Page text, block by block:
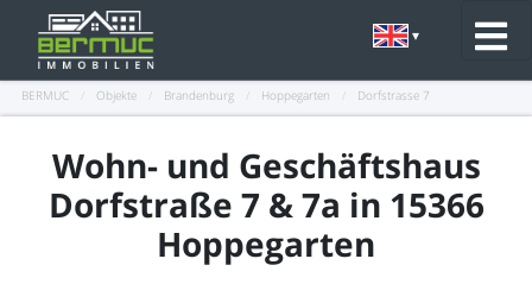
BERMUC Objekte Brandenburg Hoppegarten Dorfstrasse 7
Wohn- und Geschäftshaus
Dorfstraße 7 & 7a in 15366
Hoppegarten